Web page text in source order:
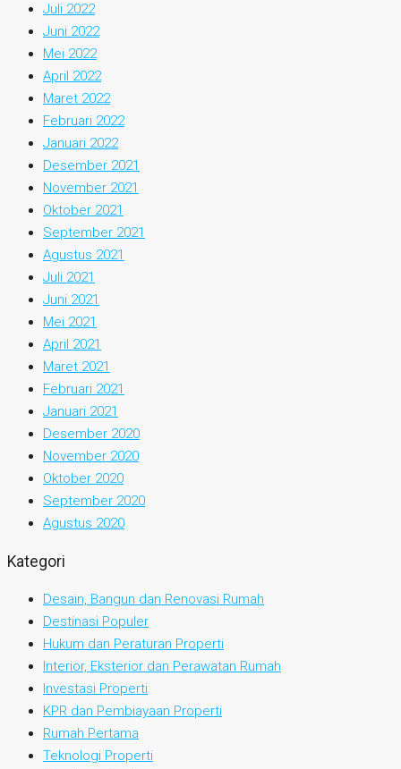
Juli 2022
Juni 2022
Mei 2022
April 2022
Maret 2022
Februari 2022
Januari 2022
Desember 2021
November 2021
Oktober 2021
September 2021
Agustus 2021
Juli 2021
Juni 2021
Mei 2021
April 2021
Maret 2021
Februari 2021
Januari 2021
Desember 2020
November 2020
Oktober 2020
September 2020
Agustus 2020
Kategori
Desain, Bangun dan Renovasi Rumah
Destinasi Populer
Hukum dan Peraturan Properti
Interior, Eksterior dan Perawatan Rumah
Investasi Properti
KPR dan Pembiayaan Properti
Rumah Pertama
Teknologi Properti